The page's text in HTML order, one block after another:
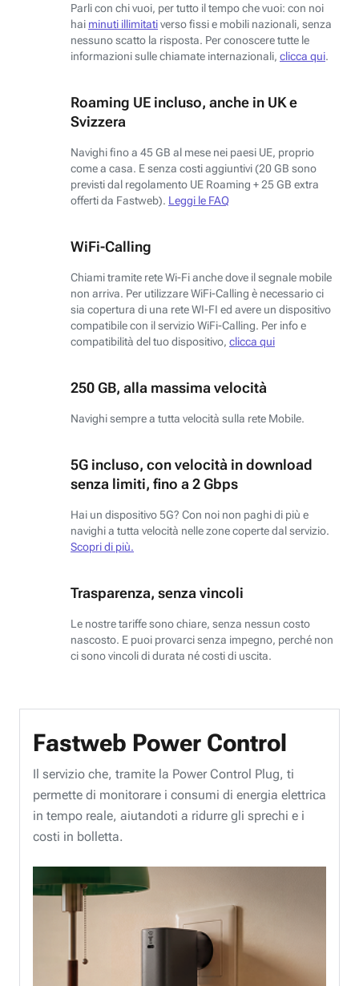
Parli con chi vuoi, per tutto il tempo che vuoi: con noi
hai minuti illimitativerso fissi e mobili nazionali, senza
nessuno scatto la risposta. Per conoscere tutte le
informazioni sulle chiamate internazionali, clicca qui.
Roaming UE incluso, anche in UK e
Svizzera
Navighi fino a 45 GB al mese nei paesi UE, proprio
come a casa. E senza costi aggiuntivi (20 GB sono
previsti dal regolamento UE Roaming + 25 GB extra
offerti da Fastweb). Leggi le FAQ
WiFi-Calling
Chiami tramite rete Wi-Fi anche dove il segnale mobile
non arriva. Per utilizzare WiFi-Calling è necessario ci
sia copertura di una rete WI-FI ed avere un dispositivo
compatibile con il servizio WiFi-Calling. Per info e
compatibilità del tuo dispositivo, clicca qui
250 GB, alla massima velocità
Navighi sempre a tutta velocità sulla rete Mobile.
5G incluso, con velocità in download
senza limiti, fino a 2 Gbps
Hai un dispositivo 5G? Con noi non paghi di più e
navighi a tutta velocità nelle zone coperte dal servizio.
Scopri di più.
Trasparenza, senza vincoli
Le nostre tariffe sono chiare, senza nessun costo
nascosto. E puoi provarci senza impegno, perché non
ci sono vincoli di durata né costi di uscita.
Fastweb Power Control
Il servizio che, tramite la Power Control Plug, ti
permette di monitorare i consumi di energia elettrica
in tempo reale, aiutandoti a ridurre gli sprechi e i
costi in bolletta.